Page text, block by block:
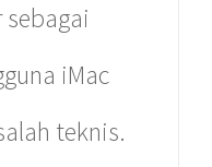
iMac
teknis.